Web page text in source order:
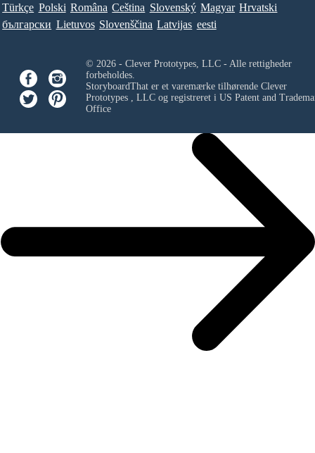
Türkçe Polski Româna Ceština Slovenský Magyar Hrvatski
български Lietuvos Slovenščina Latvijas eesti
© 2026 - Clever Prototypes, LLC - Alle rettigheder
forbeholdes.
StoryboardThat er et varemærke tilhørende Clever
Prototypes , LLCog registreret i US Patent and
Office